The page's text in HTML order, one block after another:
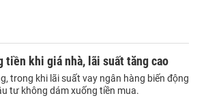
tiền khi giá nhà, lãi suất tăng cao
trong khi lãi suất vay ngân hàng biến động
tư không dám xuống tiền mua.